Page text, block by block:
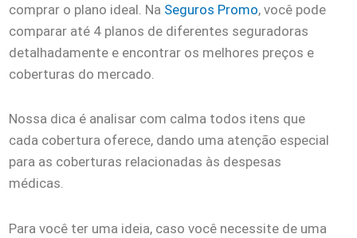
comprar o plano ideal. Na Seguros Promo, você pode
comparar até 4 planos de diferentes seguradoras
detalhadamente e encontrar os melhores preços e
coberturas do mercado.
Nossa dica é analisar com calma todos itens que
cada cobertura oferece, dando uma atenção especial
para as coberturas relacionadas às despesas
médicas.
Para você ter uma ideia, caso você necessite de uma